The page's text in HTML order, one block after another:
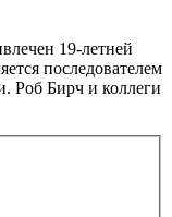
19-летней
последователем
Роб Бирч и коллеги